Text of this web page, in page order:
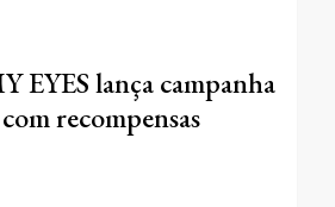
EYES lança campanha
recompensas